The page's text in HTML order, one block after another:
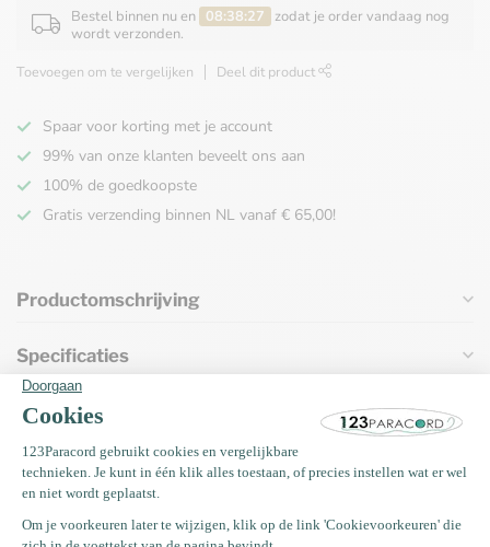
Bestel binnen nu en 08:38:27
zodat je order vandaag nog
wordt verzonden.
Toevoegen om te vergelijken Deel dit product
Spaar voor korting met je account
99% van onze klanten beveelt ons aan
100% de goedkoopste
Gratis verzending binnen NL vanaf € 65,00!
Productomschrijving
Specificaties
Paracord 550 type III Wit